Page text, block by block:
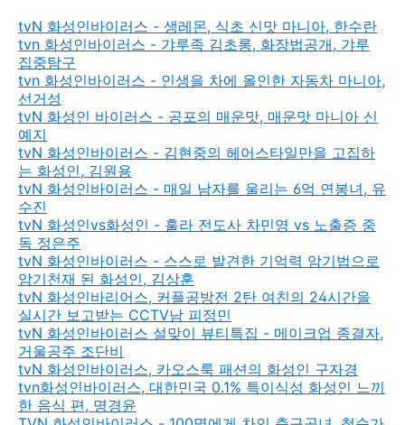
tvN 화성인바이러스 - 생레몬, 식초 신맛 마니아, 한수란
tvn 화성인바이러스 - 갸루족 김초롱, 화장법공개, 갸루
집중탐구
tvn 화성인바이러스 - 인생을 차에 올인한 자동차 마니아,
선거성
tvN 화성인 바이러스 - 공포의 매운맛, 매운맛 마니아 신
예지
tvN 화성인바이러스 - 김현중의 헤어스타일만을 고집하
는 화성인, 김원용
tvN 화성인바이러스 - 매일 남자를 울리는 6억 연봉녀, 유
수진
tvN 화성인vs화성인 - 훌라 전도사 차민영 vs 노출증 중
독 정은주
tvN 화성인바이러스 - 스스로 발견한 기억력 암기법으로
암기천재 된 화성인, 김상훈
tvN 화성인바리어스, 커플공방전 2탄 여친의 24시간을
실시간 보고받는 CCTV남 피정민
tvN 화성인바이러스 설맞이 뷰티특집 - 메이크업 종결자,
거울공주 조단비
tvN 화성인바이러스, 카오스룩 패션의 화성인 구자경
tvn화성인바이러스, 대한민국 0.1% 특이식성 화성인 느끼
한 음식 편, 명경윤